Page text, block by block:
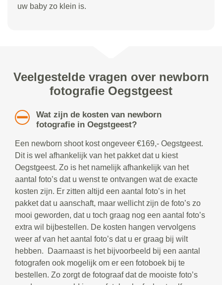
uw baby zo klein is.
Veelgestelde vragen over newborn
fotografie Oegstgeest
Wat zijn de kosten van newborn
fotografie in Oegstgeest?
Een newborn shoot kost ongeveer €169,- Oegstgeest.
Dit is wel afhankelijk van het pakket dat u kiest
Oegstgeest. Zo is het namelijk afhankelijk van het
aantal foto’s dat u wenst te ontvangen wat de exacte
kosten zijn. Er zitten altijd een aantal foto’s in het
pakket dat u aanschaft, maar wellicht zijn de foto’s zo
mooi geworden, dat u toch graag nog een aantal foto’s
extra wil bijbestellen. De kosten hangen vervolgens
weer af van het aantal foto’s dat u er graag bij wilt
hebben. Daarnaast is het bijvoorbeeld bij een aantal
fotografen ook mogelijk om er een fotoboek bij te
bestellen. Zo zorgt de fotograaf dat de mooiste foto’s